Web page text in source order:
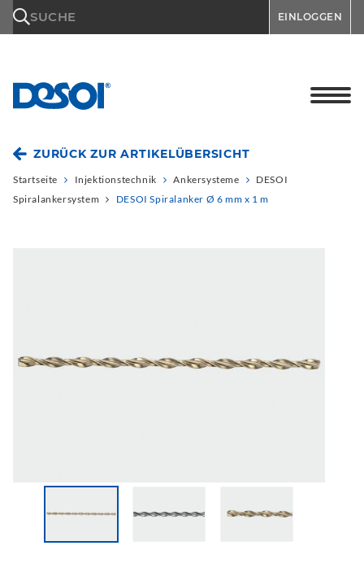
SUCHE EINLOGGEN
ZURÜCK ZUR ARTIKELÜBERSICHT
Startseite Injektionstechnik Ankersysteme
DESOI
Spiralankersystem
DESOI Spiralanker Ø 6 mm x 1 m